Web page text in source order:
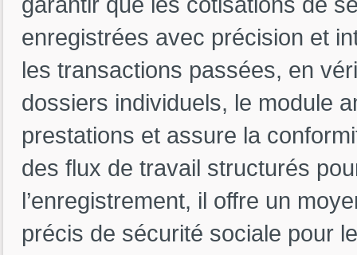
enregistrées avec précision et
les transactions passées, en
dossiers individuels, le module
prestations et assure la
des flux de travail structurés
l’enregistrement, il offre un
précis de sécurité sociale pour